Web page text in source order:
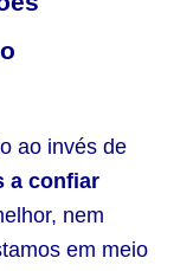
ao invés de
a confiar
nem
em meio